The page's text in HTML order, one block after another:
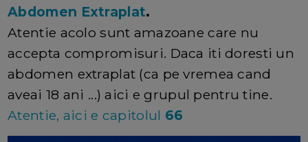
Abdomen Extraplat.
Atentie acolo sunt amazoane care nu
accepta compromisuri. Daca iti doresti un
abdomen extraplat (ca pe vremea cand
aveai 18 ani ...) aici e grupul pentru tine.
Atentie, aici e capitolul 66